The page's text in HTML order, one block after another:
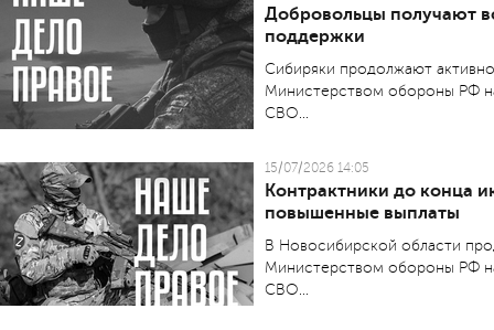
Добровольцы получают
поддержки
Сибиряки продолжают
Министерством обороны РФ
СВО...
15/07/2026 14:05
Контрактники до конца
повышенные выплаты
В Новосибирской области
Министерством обороны РФ
СВО...